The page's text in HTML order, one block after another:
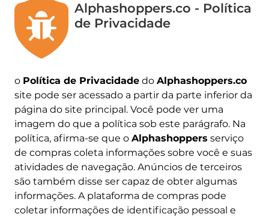
Alphashoppers.co - Política
de Privacidade
o Política de Privacidadedo Alphashoppers.co
site pode ser acessado a partir da parte inferior da
página do site principal. Você pode ver uma
imagem do que a política sob este parágrafo. Na
política, afirma-se que o Alphashoppers serviço
de compras coleta informações sobre você e suas
atividades de navegação. Anúncios de terceiros
são também disse ser capaz de obter algumas
informações. A plataforma de compras pode
coletar informações de identificação pessoal e